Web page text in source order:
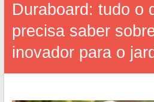
Duraboard: tudo o
precisa saber
inovador para o